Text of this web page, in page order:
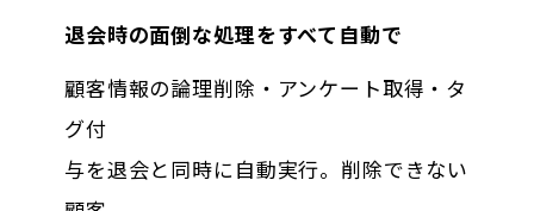
退会時の面倒な処理をすべて自動で
顧客情報の論理削除・アンケート取得・タ
グ付
与を退会と同時に自動実行。削除できない